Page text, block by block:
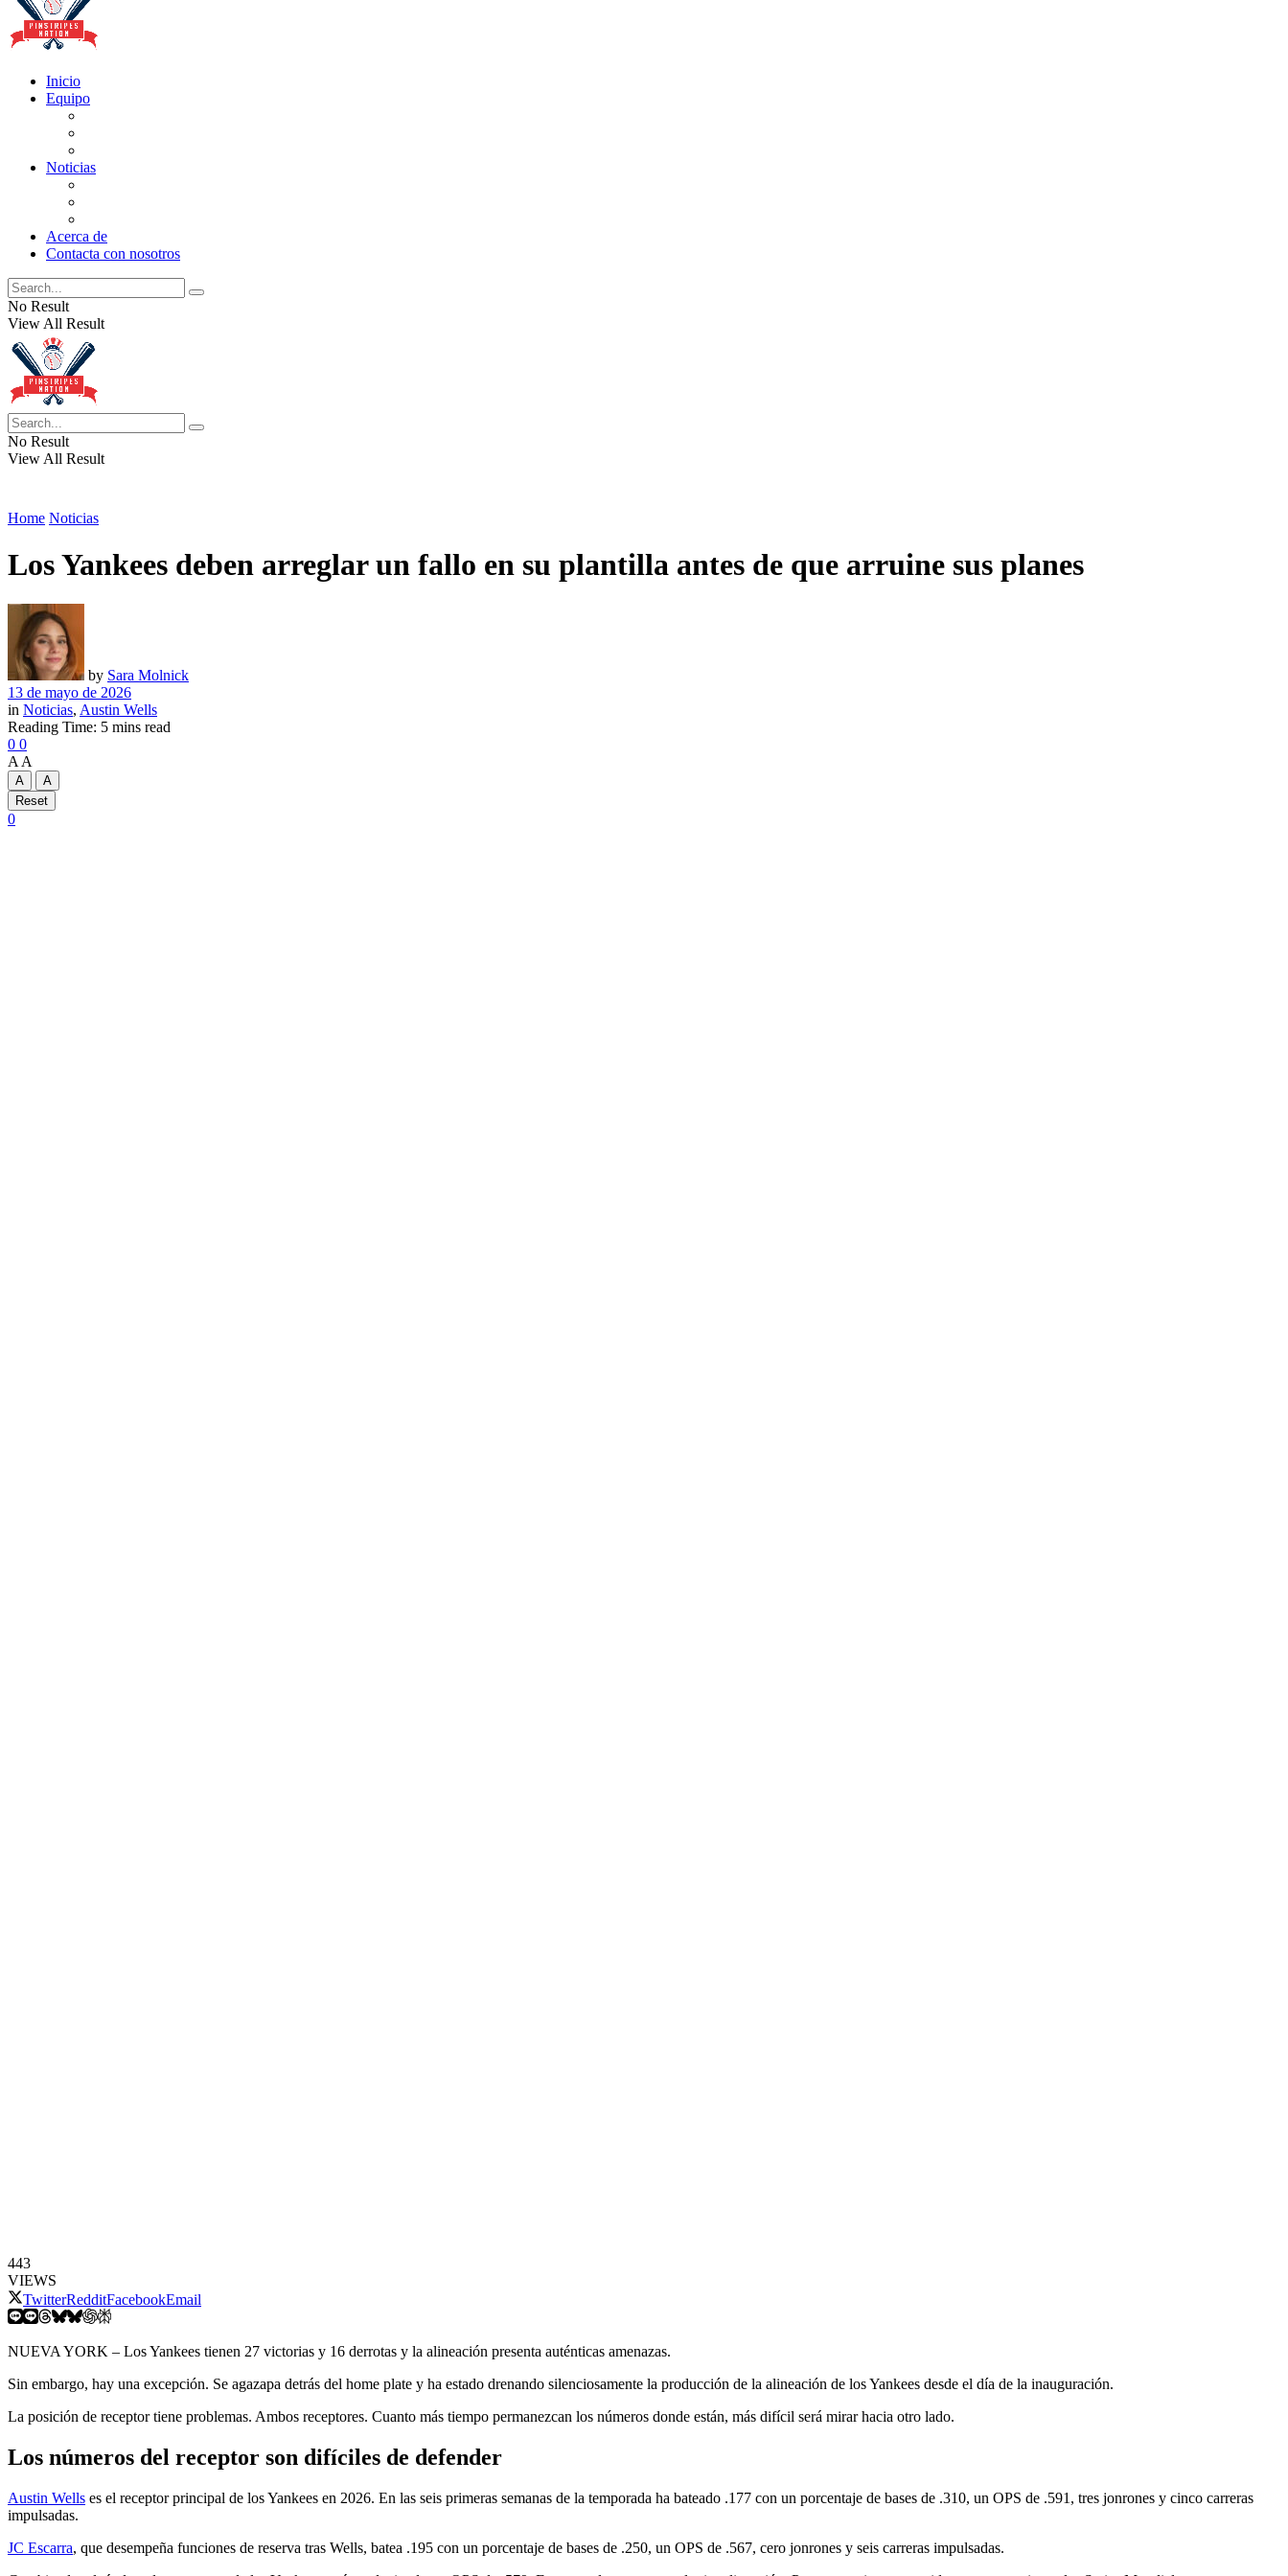
to
Inicio
Equipo
Noticias
Acerca de
Contacta con nosotros
No Result
View All Result
No Result
View All Result
Home Noticias
Los Yankees deben arreglar un fallo en su plantilla antes de que arruine sus planes
by Sara Molnick
13 de mayo de 2026
in Noticias, Austin Wells
Reading Time: 5 mins read
0 0
A A
A
A
Reset
0
443
VIEWS
TwitterRedditFacebookEmail
NUEVA YORK – Los Yankees tienen 27 victorias y 16 derrotas y la alineación presenta auténticas amenazas.
Sin embargo, hay una excepción. Se agazapa detrás del home plate y ha estado drenando silenciosamente la producción de la alineación de los Yankees desde el día de la inauguración.
La posición de receptor tiene problemas. Ambos receptores. Cuanto más tiempo permanezcan los números donde están, más difícil será mirar hacia otro lado.
Los números del receptor son difíciles de defender
Austin Wells es el receptor principal de los Yankees en 2026. En las seis primeras semanas de la temporada ha bateado .177 con un porcentaje de bases de .310, un OPS de .591, tres jonrones y cinco carreras
impulsadas.
JC Escarra, que desempeña funciones de reserva tras Wells, batea .195 con un porcentaje de bases de .250, un OPS de .567, cero jonrones y seis carreras impulsadas.